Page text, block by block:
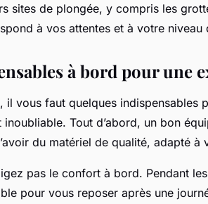
sites de plongée, y compris les
à vos attentes et à votre niveau
à bord pour une
il vous faut quelques indispensables
Tout d’abord, un bon
du matériel de qualité, adapté à
pas le confort à bord. Pendant
pour vous reposer après une